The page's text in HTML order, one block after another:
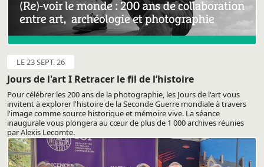
LE 23 SEPT. 26
Jours de l'art I Retracer le fil de l’histoire
Pour célébrer les 200 ans de la photographie, les Jours de l'art vous
invitent à explorer l'histoire de la Seconde Guerre mondiale à travers
l'image comme source historique et mémoire vive. La séance
inaugurale vous plongera au cœur de plus de 1 000 archives réunies
par Alexis Lecomte.